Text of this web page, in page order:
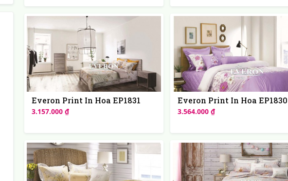
Everon Print In Hoa EP1831
3.157.000 ₫
Everon Print In Hoa EP1830
3.564.000 ₫